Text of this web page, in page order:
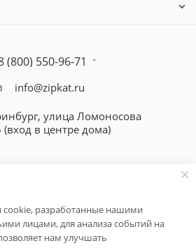
(800) 550-96-71
info@zipkat.ru
улица Ломоносова
(вход в центре дома)
конфиденциальности
разработанные нашими
лицами, для анализа событий на
нам улучшать